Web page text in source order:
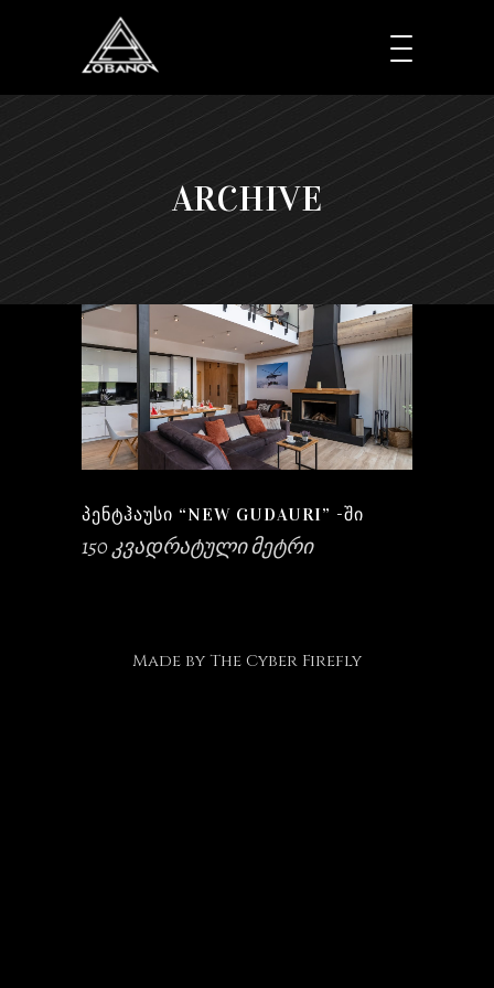
ARCHIVE
ᲞᲔᲜᲢᲰᲐᲣᲡᲘ “NEW GUDAURI” -ᲨᲘ
150 კვადრატული მეტრი
Made byThe Cyber Firefly